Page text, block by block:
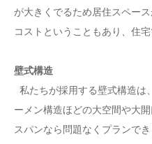
が大きくでるため居住スペー
コストということもあり、住
壁式構造
私たちが採用する壁式構造は
ーメン構造ほどの大空間や大
スパンなら問題なくプランでき